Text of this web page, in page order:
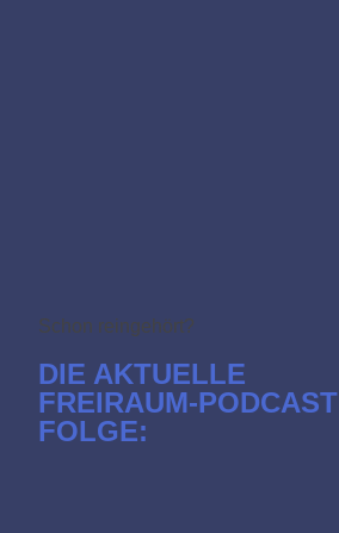
Schon reingehört?
DIE AKTUELLE
FREIRAUM-PODCAST
FOLGE: